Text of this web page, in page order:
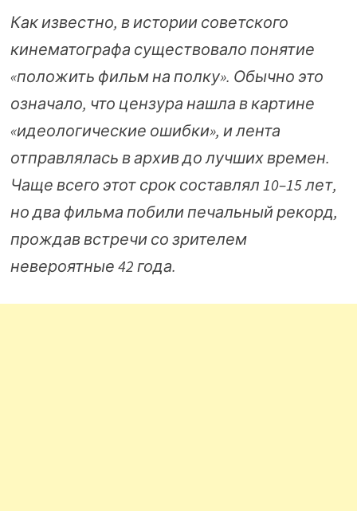
Как известно, в истории советского
кинематографа существовало понятие
«положить фильм на полку». Обычно это
означало, что цензура нашла в картине
«идеологические ошибки», и лента
отправлялась в архив до лучших времен.
Чаще всего этот срок составлял 10–15 лет,
но два фильма побили печальный рекорд,
прождав встречи со зрителем
невероятные 42 года.